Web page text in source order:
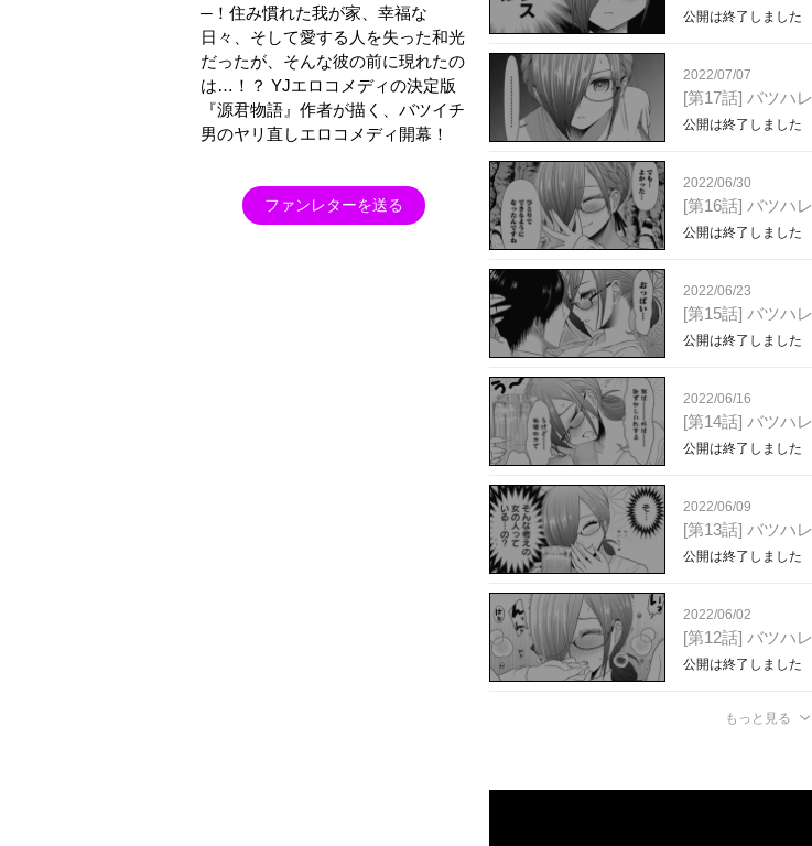
─！住み慣れた我が家、幸福な
日々、そして愛する人を失った和光
だったが、そんな彼の前に現れたの
は…！？ YJエロコメディの決定版
『源君物語』作者が描く、バツイチ
男のヤリ直しエロコメディ開幕！
ファンレターを送る
公開は終了しました
2022/07/07
[第17話] バツハレ
公開は終了しました
2022/06/30
[第16話] バツハレ
公開は終了しました
2022/06/23
[第15話] バツハレ
公開は終了しました
2022/06/16
[第14話] バツハレ
公開は終了しました
2022/06/09
[第13話] バツハレ
公開は終了しました
2022/06/02
[第12話] バツハレ
公開は終了しました
もっと見る